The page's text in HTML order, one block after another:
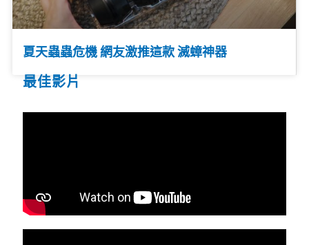
夏天蟲蟲危機 網友激推這款 滅蟑神器
最佳影片